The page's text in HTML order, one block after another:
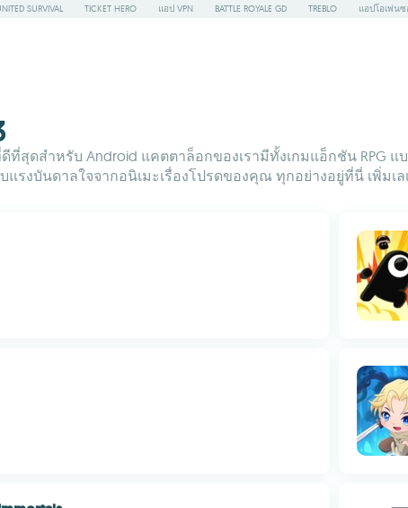
SURVIVAL TICKET HERO แอป VPN BATTLE ROYALE GD TREBLO แอปโอเพ่นซ
ดสำหรับ Android แคตตาล็อกของเรามีทั้งเกมแอ็กชัน RPG แ
รงบันดาลใจจากอนิเมะเรื่องโปรดของคุณ ทุกอย่างอยู่ที่นี่ เพิ่มเ